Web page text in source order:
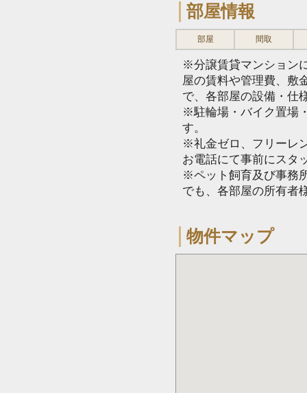
部屋情報
部屋 間取
※分譲賃貸マンション
屋の賃料や管理費、敷
で、各部屋の設備・仕
※駐輪場・バイク置場
す。
※礼金ゼロ、フリーレ
お電話にて事前にスタ
※ペット飼育及び事務
でも、各部屋の所有者
物件マップ